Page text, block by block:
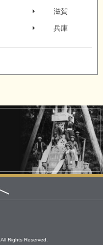
滋賀
兵庫
All Rights Reserved.